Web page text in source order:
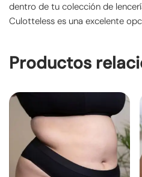
dentro de tu colección de
Culotteless es una excelente
Productos